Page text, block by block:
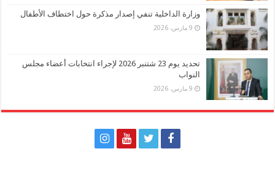
وزارة الداخلية تنفي إصدار مذكرة حول اختطاف الأطفال
9 مارس، 2026
تحديد يوم 23 شتنبر 2026 لإجراء انتخابات أعضاء مجلس
النواب
9 مارس، 2026